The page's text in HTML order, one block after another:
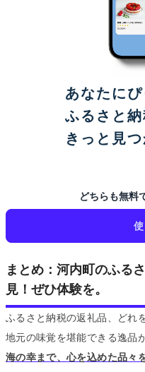
あなたに
ふるさと
きっと見
どちらも無料
まとめ：河内町のふる
見！ぜひ体験を。
ふるさと納税の返礼品、どれ
地元の味覚を堪能できる逸品
海の幸まで、心を込めた品々